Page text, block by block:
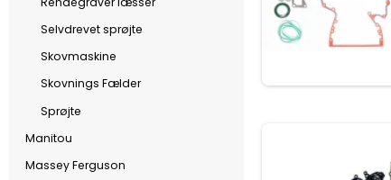
Selvdrevet sprøjte
Skovmaskine
Skovnings Fælder
Sprøjte
Manitou
Massey Ferguson